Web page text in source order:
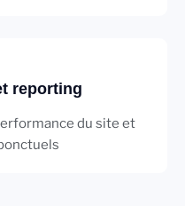
reporting
du site et